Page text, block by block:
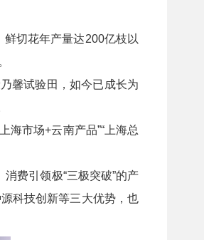
切花年产量达200亿枝以
馨试验田，如今已成长为
海市场+云南产品”“上海总
费引领极“三极突破”的产
科技创新等三大优势，也